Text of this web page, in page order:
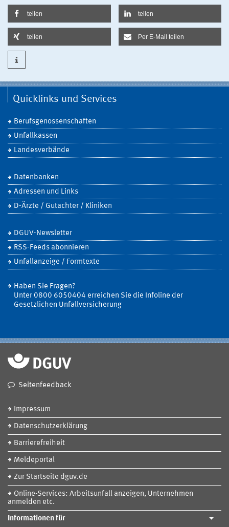
teilen teilen
teilen Per E-Mail teilen
Quicklinks und Services
Berufsgenossenschaften
Unfallkassen
Landesverbände
Datenbanken
Adressen und Links
D-Ärzte / Gutachter / Kliniken
DGUV-Newsletter
RSS-Feeds abonnieren
Unfallanzeige / Formtexte
Haben Sie Fragen?
Unter 0800 6050404 erreichen Sie die Infoline der
Gesetzlichen Unfallversicherung
Seitenfeedback
Impressum
Datenschutzerklärung
Barrierefreiheit
Meldeportal
Zur Startseite dguv.de
Online-Services: Arbeitsunfall anzeigen, Unternehmen
anmelden etc.
Informationen für